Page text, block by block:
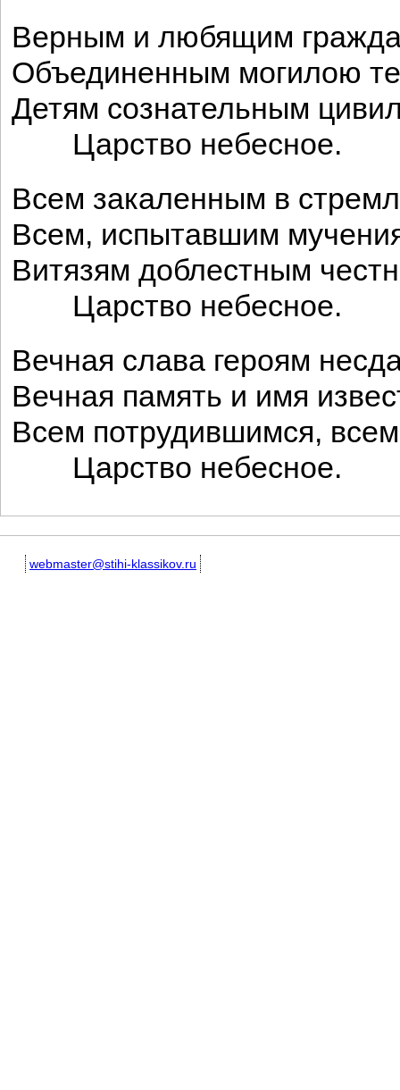
Верным и любящим
Объединенным могилою
Детям сознательным
Царство небесное.
Всем закаленным в
Всем, испытавшим
Витязям доблестным
Царство небесное.
Вечная слава героям
Вечная память и имя
Всем потрудившимся,
Царство небесное.
webmaster@stihi-klassikov.ru